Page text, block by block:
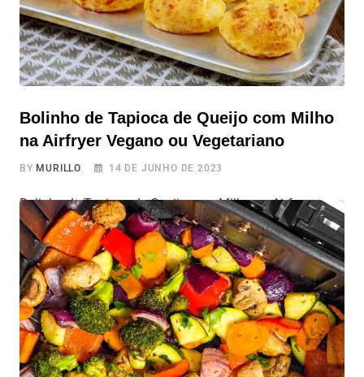
Bolinho de Tapioca de Queijo com Milho
na Airfryer Vegano ou Vegetariano
BY MURILLO 14 DE JUNHO DE 2023
Bolinho de Tapioca de Queijo com Milho na Airfryer
Vegano ou Vegetariano Vamos conferir a receita de
completa de Bolinho de Tapioca de Queijo com Milho na
Airfryer! Pode ser adaptada para atender tanto a dieta
vegana quanto vegetariana. Vamos te ensinar o passo a
passo dessa receita que é fácil, versátil e deliciosa, além